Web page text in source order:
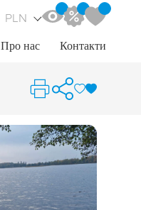
PLN
Про нас Контакти